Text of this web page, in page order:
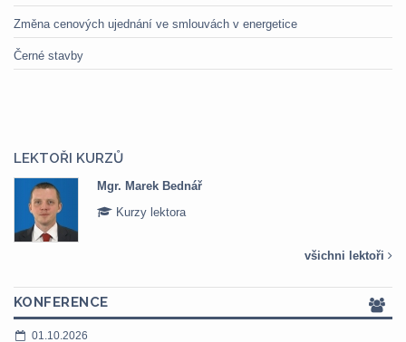
Změna cenových ujednání ve smlouvách v energetice
Černé stavby
LEKTOŘI KURZŮ
Mgr. Marek Bednář
Kurzy lektora
všichni lektoři
KONFERENCE
01.10.2026